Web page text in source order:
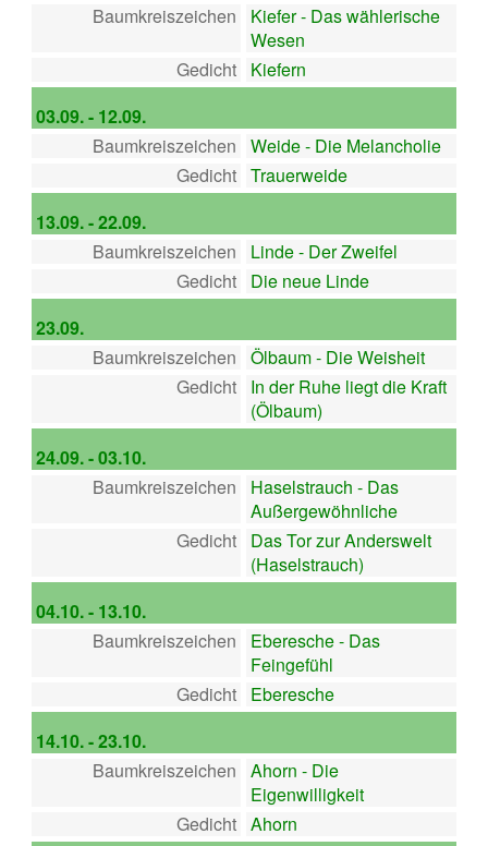
Baumkreiszeichen
Kiefer - Das wählerische
Wesen
Gedicht
Kiefern
03.09. - 12.09.
Baumkreiszeichen
Weide - Die Melancholie
Gedicht Trauerweide
13.09. - 22.09.
Baumkreiszeichen
Linde - Der Zweifel
Gedicht
Die neue Linde
23.09.
Baumkreiszeichen
Ölbaum - Die Weisheit
Gedicht
In der Ruhe liegt die Kraft
(Ölbaum)
24.09. - 03.10.
Baumkreiszeichen
Haselstrauch - Das
Außergewöhnliche
Gedicht
Das Tor zur Anderswelt
(Haselstrauch)
04.10. - 13.10.
Baumkreiszeichen
Eberesche - Das
Feingefühl
Gedicht
Eberesche
14.10. - 23.10.
Baumkreiszeichen
Ahorn - Die
Eigenwilligkeit
Gedicht Ahorn